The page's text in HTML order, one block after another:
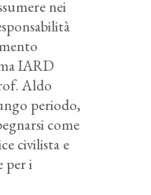
nei
IARD
Aldo
periodo,
come
civilista e
per i